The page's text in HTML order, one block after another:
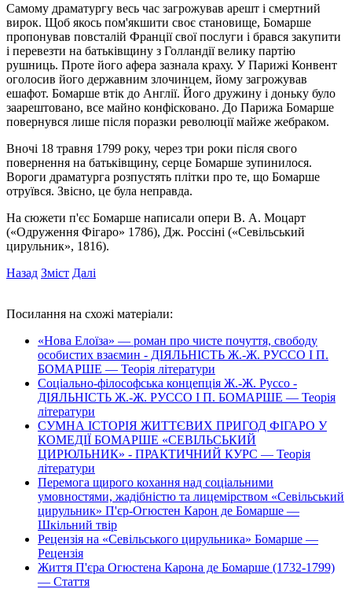
Самому драматургу весь час загрожував арешт і смертний
вирок. Щоб якось пом'якшити своє становище, Бомарше
пропонував повсталій Франції свої послуги і брався закупити
і перевезти на батьківщину з Голландії велику партію
рушниць. Проте його афера зазнала краху. У Парижі Конвент
оголосив його державним злочинцем, йому загрожував
ешафот. Бомарше втік до Англії. Його дружину і доньку було
заарештовано, все майно конфісковано. До Парижа Бомарше
повернувся лише після поразки революції майже жебраком.
Вночі 18 травня 1799 року, через три роки після свого
повернення на батьківщину, серце Бомарше зупинилося.
Вороги драматурга розпустять плітки про те, що Бомарше
отруївся. Звісно, це була неправда.
На сюжети п'єс Бомарше написали опери В. А. Моцарт
(«Одруження Фігаро» 1786), Дж. Россіні («Севільський
цирульник», 1816).
Назад Зміст Далі
Посилання на схожі матеріали:
«Нова Елоїза» — роман про чисте почуття, свободу
особистих взаємин - ДІЯЛЬНІСТЬ Ж.-Ж. РУССО І П.
БОМАРШЕ — Теорія літератури
Соціально-філософська концепція Ж.-Ж. Руссо -
ДІЯЛЬНІСТЬ Ж.-Ж. РУССО І П. БОМАРШЕ — Теорія
літератури
СУМНА ІСТОРІЯ ЖИТТЄВИХ ПРИГОД ФІГАРО У
КОМЕДІЇ БОМАРШЕ «СЕВІЛЬСЬКИЙ
ЦИРЮЛЬНИК» - ПРАКТИЧНИЙ КУРС — Теорія
літератури
Перемога щирого кохання над соціальними
умовностями, жадібністю та лицемірством «Севільський
цирульник» П'єр-Огюстен Карон де Бомарше —
Шкільний твір
Рецензія на «Севільського цирульника» Бомарше —
Рецензія
Життя П'єра Огюстена Карона де Бомарше (1732-1799)
— Стаття